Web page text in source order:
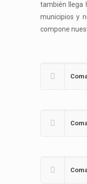
también llega
municipios y
compone